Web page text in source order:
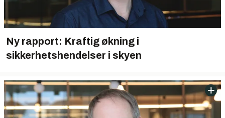
Ny rapport: Kraftig økning i
sikkerhetshendelser i skyen